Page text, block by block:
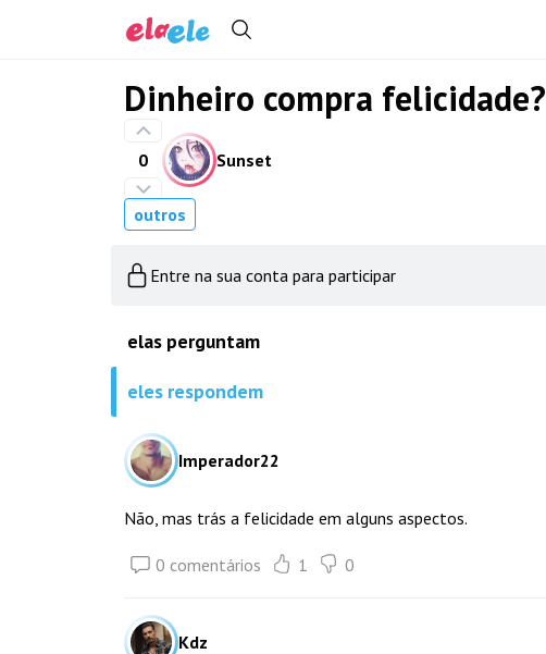
Dinheiro compra felicidade?
0 Sunset
outros
Entre na sua conta para participar
elas perguntam
eles respondem
Imperador22
Não, mas trás a felicidade em alguns aspectos.
0 comentários 1 0
Kdz